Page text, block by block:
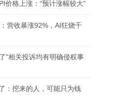
价格上涨：“预计涨幅较大”
营收暴涨92%，AI狂烧千
"相关投诉均有明确侵权事
：挖来的人，可能只为钱